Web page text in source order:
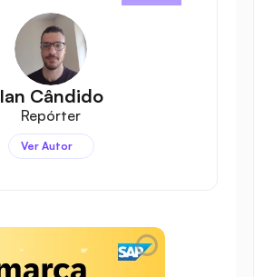
Ian Cândido
Repórter
Ver Autor